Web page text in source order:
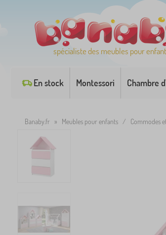
spécialiste des meubles pour
En stock Montessori Chambre
Banaby.fr » Meubles pour enfants / Commodes